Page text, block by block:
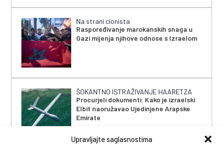
Upravljajte saglasnostima
Na strani cionista
Raspoređivanje marokanskih snaga u
Gazi mijenja njihove odnose s Izraelom
ŠOKANTNO ISTRAŽIVANJE HAARETZA
Procurjeli dokumenti: Kako je izraelski
Elbit naoružavao Ujedinjene Arapske
Emirate